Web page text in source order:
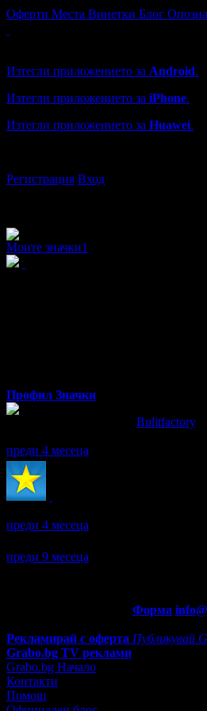
Оферти Места Винетки Блог
Изтегли приложението за Android.
Изтегли приложението за iPhone.
Изтегли приложението за Huawei.
Регистрация Вход
Моите значки1
Профил Значки
Bulitfactory
преди 4 месеца
преди 4 месеца
преди 9 месеца
Форма
Рекламирай с оферта Публикувай
Grabo.bg TV реклами
Grabo.bg Начало
Контакти
Помощ